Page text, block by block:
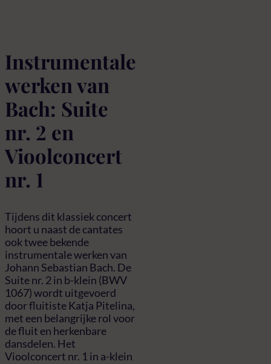
Instrumentale
werken van
Bach: Suite
nr. 2 en
Vioolconcert
nr. 1
Tijdens dit klassiek concert
hoort u naast de cantates
ook twee bekende
instrumentale werken van
Johann Sebastian Bach. De
Suite nr. 2 in b-klein (BWV
1067) wordt uitgevoerd
door fluitiste Katja Pitelina,
met een belangrijke rol voor
de fluit en herkenbare
dansdelen. Het
Vioolconcert nr. 1 in a-klein